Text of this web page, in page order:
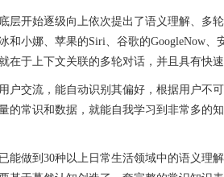
层开始逐级向上依次提出了语义理解、多
和小娜、苹果的Siri、谷歌的GoogleNow、
在于上下文关联的多轮对话，并且具有快
户交流，能自动识别其偏好，根据用户不
的常识和数据，就能自我学习到非常多的
能做到30种以上日常生活领域中的语义理